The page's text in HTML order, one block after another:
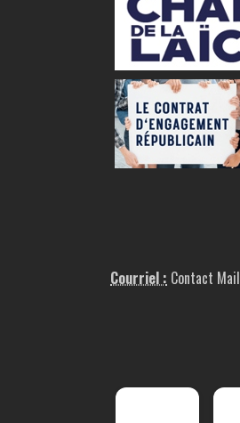
Courriel : Contact Mail